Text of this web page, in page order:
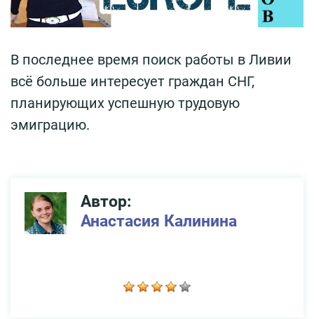
В последнее время поиск работы в Ливии
всё больше интересует граждан СНГ,
планирующих успешную трудовую
эмиграцию.
Автор:
Анастасия Калинина